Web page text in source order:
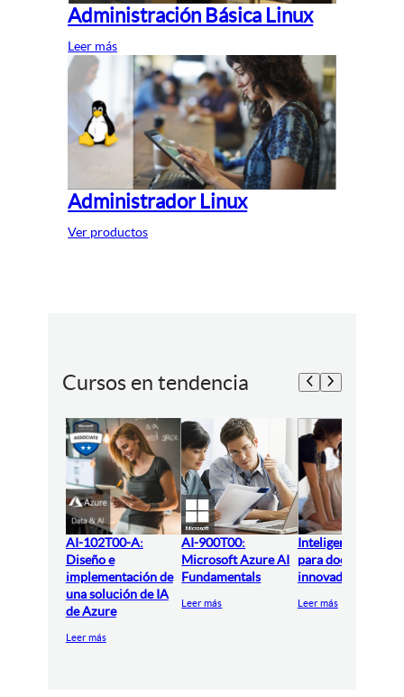
Administración Básica Linux
Leer más
Administrador Linux
Ver productos
Cursos en tendencia
AI-102T00-A:
Diseño e
implementación de
una solución de IA
de Azure
Leer más
AI-900T00:
Microsoft Azure AI
Fundamentals
Leer más
Inteligencia
para docentes
innovadores
Leer más